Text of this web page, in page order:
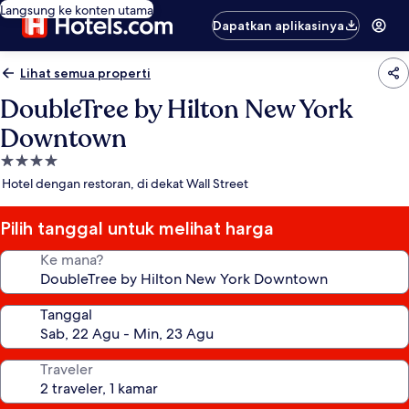
Langsung ke konten utama
Dapatkan aplikasinya
Lihat semua properti
DoubleTree by Hilton New York
Downtown
Properti
bintang
Hotel dengan restoran, di dekat Wall Street
Pilih tanggal untuk melihat harga
Ke mana?
Tanggal
Traveler